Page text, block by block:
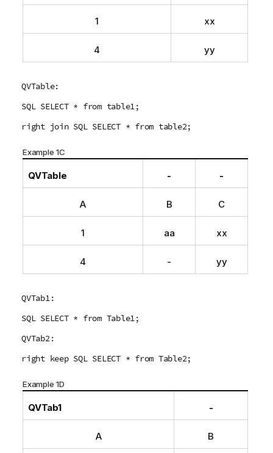
1 xx
4 yy
QVTable:
SQL SELECT * from table1;
right join SQL SELECT * from table2;
Example 1C
QVTable - -
A B C
1 aa xx
4 - yy
QVTab1:
SQL SELECT * from Table1;
QVTab2:
right keep SQL SELECT * from Table2;
Example 1D
QVTab1 -
A B